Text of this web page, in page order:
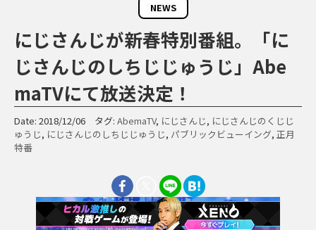
NEWS
にじさんじが新春特別番組。「に
じさんじのしちじじゅうじ」Abe
maTVにて放送決定！
Date: 2018/12/06 タグ: AbemaTV, にじさんじ, にじさんじのくじじ
ゅうじ, にじさんじのしちじじゅうじ, パブリックビューイング, 正月
特番